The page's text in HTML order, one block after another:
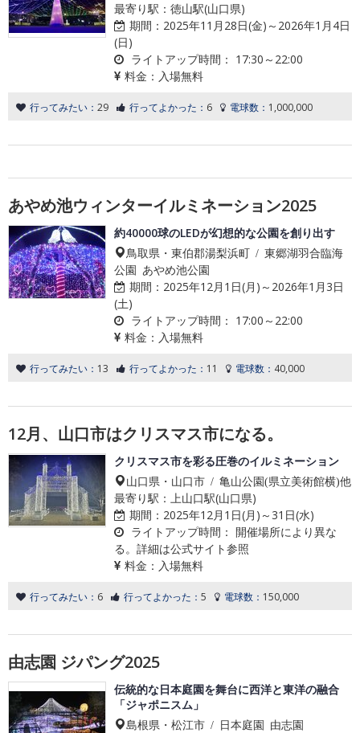
最寄り駅：徳山駅(山口県)
期間： 2025年11月28日(金)～2026年1月4日
(日)
ライトアップ時間： 17:30～22:00
料金： 入場無料
行ってみたい： 29 行ってよかった： 6 電球数： 1,000,000
あやめ池ウィンターイルミネーション2025
約40000球のLEDが幻想的な公園を創り出す
鳥取県・東伯郡湯梨浜町 / 東郷湖羽合臨海
公園 あやめ池公園
期間： 2025年12月1日(月)～2026年1月3日
(土)
ライトアップ時間： 17:00～22:00
料金： 入場無料
行ってみたい： 13 行ってよかった： 11 電球数： 40,000
12月、山口市はクリスマス市になる。
クリスマス市を彩る圧巻のイルミネーション
山口県・山口市 / 亀山公園(県立美術館横)他
最寄り駅：上山口駅(山口県)
期間： 2025年12月1日(月)～31日(水)
ライトアップ時間： 開催場所により異な
る。詳細は公式サイト参照
料金： 入場無料
行ってみたい： 6 行ってよかった： 5 電球数： 150,000
由志園 ジパング2025
伝統的な日本庭園を舞台に西洋と東洋の融合
「ジャポニスム」
島根県・松江市 / 日本庭園 由志園